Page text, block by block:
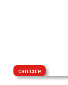
canicule